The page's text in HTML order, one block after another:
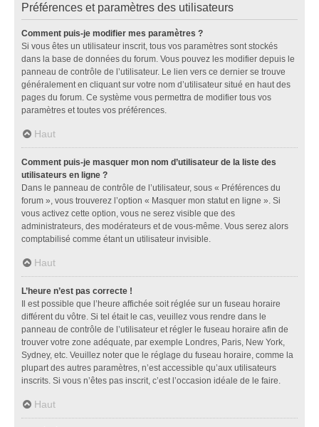
Préférences et paramètres des utilisateurs
Comment puis-je modifier mes paramètres ?
Si vous êtes un utilisateur inscrit, tous vos paramètres sont stockés
dans la base de données du forum. Vous pouvez les modifier depuis le
panneau de contrôle de l’utilisateur. Le lien vers ce dernier se trouve
généralement en cliquant sur votre nom d’utilisateur situé en haut des
pages du forum. Ce système vous permettra de modifier tous vos
paramètres et toutes vos préférences.
Haut
Comment puis-je masquer mon nom d’utilisateur de la liste des
utilisateurs en ligne ?
Dans le panneau de contrôle de l’utilisateur, sous « Préférences du
forum », vous trouverez l’option « Masquer mon statut en ligne ». Si
vous activez cette option, vous ne serez visible que des
administrateurs, des modérateurs et de vous-même. Vous serez alors
comptabilisé comme étant un utilisateur invisible.
Haut
L’heure n’est pas correcte !
Il est possible que l’heure affichée soit réglée sur un fuseau horaire
différent du vôtre. Si tel était le cas, veuillez vous rendre dans le
panneau de contrôle de l’utilisateur et régler le fuseau horaire afin de
trouver votre zone adéquate, par exemple Londres, Paris, New York,
Sydney, etc. Veuillez noter que le réglage du fuseau horaire, comme la
plupart des autres paramètres, n’est accessible qu’aux utilisateurs
inscrits. Si vous n’êtes pas inscrit, c’est l’occasion idéale de le faire.
Haut